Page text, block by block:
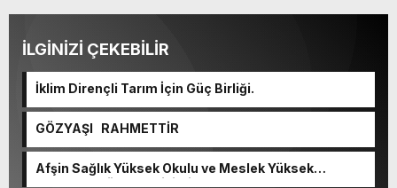
İLGİNİZİ ÇEKEBİLİR
İklim Dirençli Tarım İçin Güç Birliği.
GÖZYAŞI RAHMETTİR
Afşin Sağlık Yüksek Okulu ve Meslek Yüksek
Okulunda görev değişimi!